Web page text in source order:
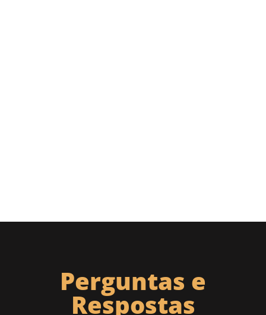
Perguntas e
Respostas